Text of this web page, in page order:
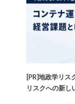
[PR]地政学リス
リスクへの新し